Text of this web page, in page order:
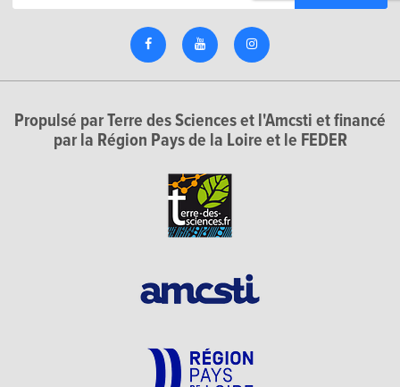
Propulsé par Terre des Sciences et l'Amcsti et financé
par la Région Pays de la Loire et le FEDER